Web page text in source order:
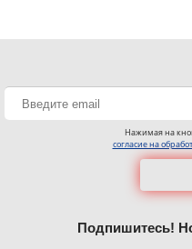
Нажимая на
согласие на
Подпишитесь!